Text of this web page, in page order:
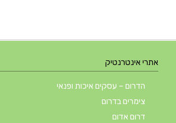
אתרי אינטרנטיק
הדרום – עסקים איכות ופנאי
צימרים בדרום
דרום אדום